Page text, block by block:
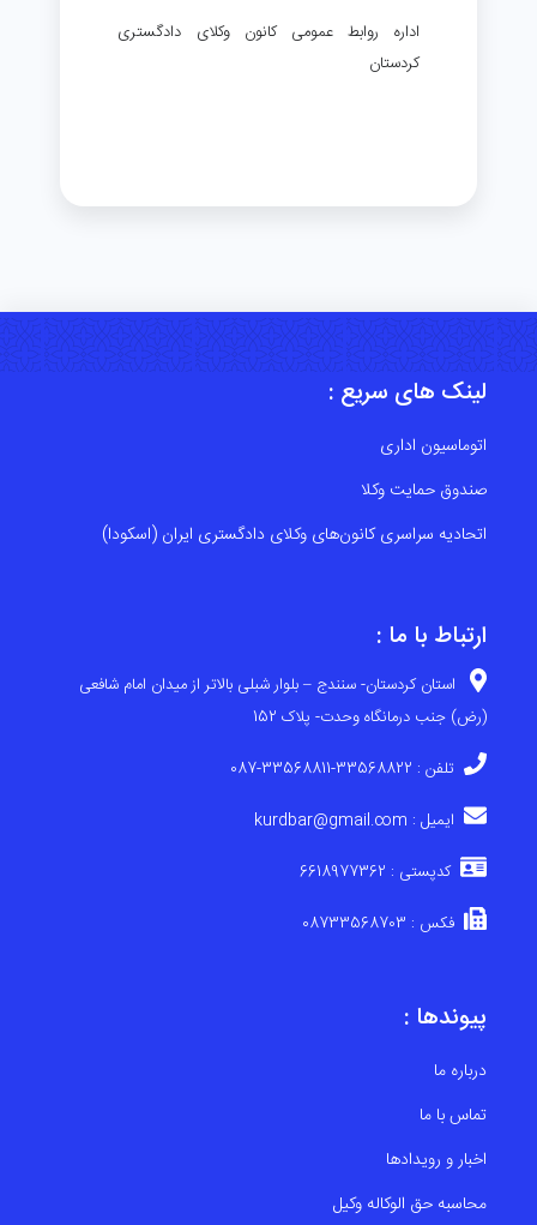
اداره روابط عمومی کانون وکلای دادگستری
کردستان
لینک های سریع :
اتوماسیون اداری
صندوق حمایت وکلا
اتحادیه سراسری کانون‌های وکلای دادگستری ایران (اسکودا)
پیوندها :
درباره ما
تماس با ما
اخبار و رویدادها
محاسبه حق الوکاله وکیل
ارتباط با ما :
استان کردستان- سنندج – بلوار شبلی بالاتر از میدان امام شافعی
(رض) جنب درمانگاه وحدت- پلاک 152
تلفن : 33568822-33568811-087
ایمیل : kurdbar@gmail.com
کدپستی : 6618977362
فکس : 08733568703